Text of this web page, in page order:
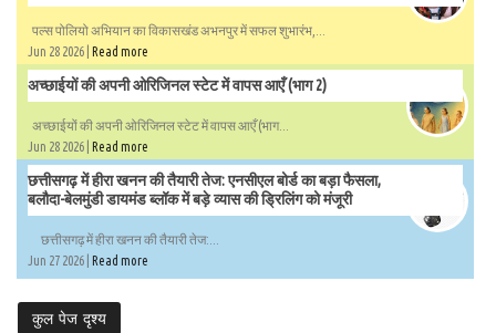
पल्स पोलियो अभियान का विकासखंड अभनपुर में सफल शुभारंभ,...
Jun 28 2026 | Read more
अच्छाईयों की अपनी ओरिजिनल स्टेट में वापस आएँ (भाग 2)
अच्छाईयों की अपनी ओरिजिनल स्टेट में वापस आएँ (भाग...
Jun 28 2026 | Read more
छत्तीसगढ़ में हीरा खनन की तैयारी तेज: एनसीएल बोर्ड का बड़ा फैसला,
बलौदा-बेलमुंडी डायमंड ब्लॉक में बड़े व्यास की ड्रिलिंग को मंजूरी
छत्तीसगढ़ में हीरा खनन की तैयारी तेज:...
Jun 27 2026 | Read more
कुल पेज दृश्य